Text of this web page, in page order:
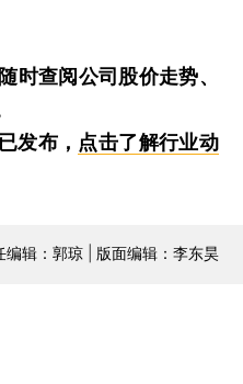
时查阅公司股价走势、
发布， 点击了解行业动
编辑：郭琼 | 版面编辑：李东昊